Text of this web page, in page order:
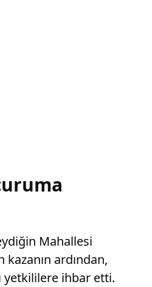
Mahallesi
kazanın ardından,
yetkililere ihbar etti.